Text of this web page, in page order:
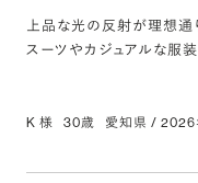
上品な光の反射が理想通
スーツやカジュアルな服装
K 様 30歳 愛知県 / 2026